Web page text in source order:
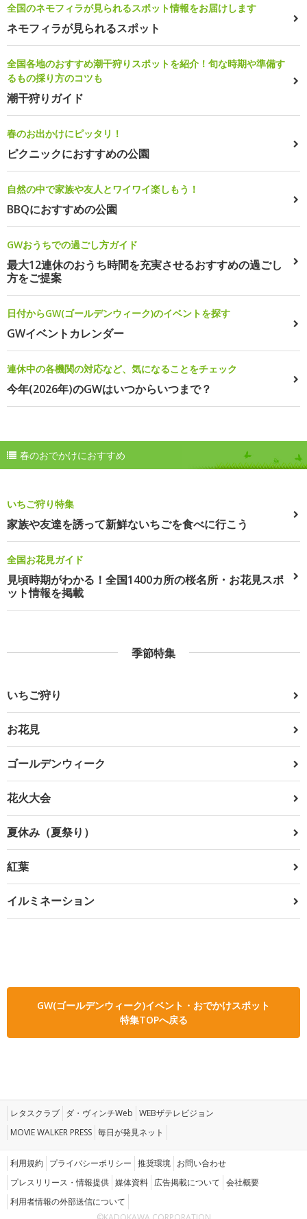
全国のネモフィラが見られるスポット情報をお届けします
ネモフィラが見られるスポット
全国各地のおすすめ潮干狩りスポットを紹介！旬な時期や準備す
るもの採り方のコツも
潮干狩りガイド
春のお出かけにピッタリ！
ピクニックにおすすめの公園
自然の中で家族や友人とワイワイ楽しもう！
BBQにおすすめの公園
GWおうちでの過ごし方ガイド
最大12連休のおうち時間を充実させるおすすめの過ごし
方をご提案
日付からGW(ゴールデンウィーク)のイベントを探す
GWイベントカレンダー
連休中の各機関の対応など、気になることをチェック
今年(2026年)のGWはいつからいつまで？
春のおでかけにおすすめ
いちご狩り特集
家族や友達を誘って新鮮ないちごを食べに行こう
全国お花見ガイド
見頃時期がわかる！全国1400カ所の桜名所・お花見スポ
ット情報を掲載
季節特集
いちご狩り
お花見
ゴールデンウィーク
花火大会
夏休み（夏祭り）
紅葉
イルミネーション
GW(ゴールデンウィーク)イベント・おでかけスポット
特集TOPへ戻る
レタスクラブ ダ・ヴィンチWeb WEBザテレビジョン
MOVIE WALKER PRESS 毎日が発見ネット
利用規約 プライバシーポリシー 推奨環境 お問い合わせ
プレスリリース・情報提供 媒体資料 広告掲載について 会社概要
利用者情報の外部送信について